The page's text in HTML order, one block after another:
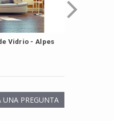
Vidrio - Alpes
UNA PREGUNTA